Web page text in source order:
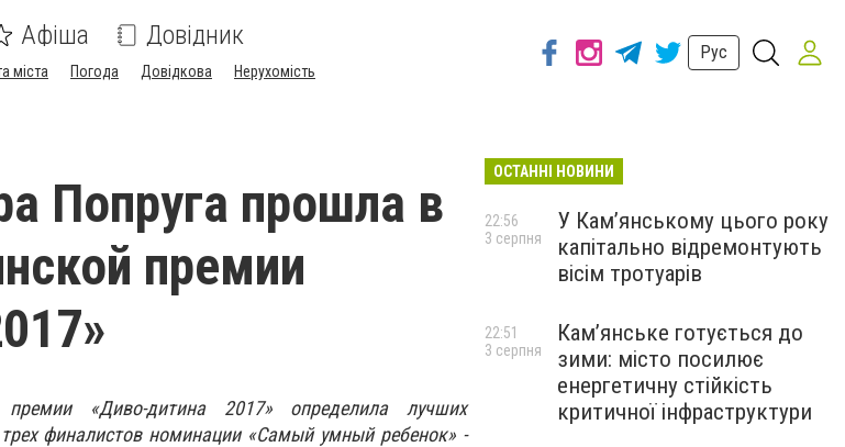
Афіша Довідник
міста Погода Довідкова Нерухомість
Рус
Попруга прошла в
премии
премии «Диво-дитина 2017» определила лучших
финалистов номинации «Самый умный ребенок» -
ОСТАННІ НОВИНИ
У Кам’янському цього року
капітально відремонтують
вісім тротуарів
22:56
3 серпня
Кам’янське готується до
зими: місто посилює
енергетичну стійкість
критичної інфраструктури
22:51
3 серпня